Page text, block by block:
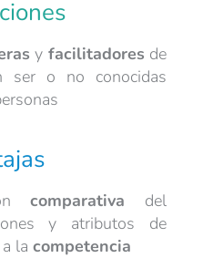
y facilitadores de
ser o no conocidas
comparativa del
y atributos de
la competencia